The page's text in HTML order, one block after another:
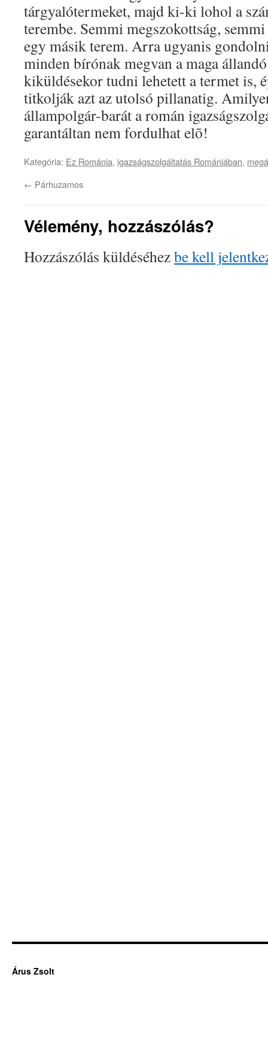
tárgyalótermeket, majd ki-ki lohol a
terembe. Semmi megszokottság,
egy másik terem. Arra ugyanis
minden bírónak megvan a maga
kiküldésekor tudni lehetett a termet is,
titkolják azt az utolsó pillanatig.
állampolgár-barát a román
garantáltan nem fordulhat elõ!
Kategória: Ez Románia, igazságszolgáltatás Romániában,
← Párhuzamos
Vélemény, hozzászólás?
Hozzászólás küldéséhezbe kell
Árus Zsolt